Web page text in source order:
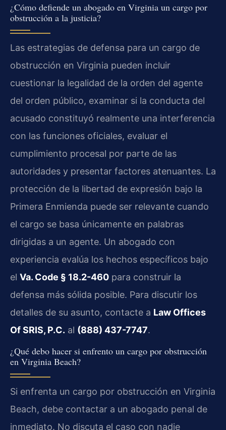
¿Cómo defiende un abogado en Virginia un cargo por
obstrucción a la justicia?
Las estrategias de defensa para un cargo de
obstrucción en Virginia pueden incluir
cuestionar la legalidad de la orden del agente
del orden público, examinar si la conducta del
acusado constituyó realmente una interferencia
con las funciones oficiales, evaluar el
cumplimiento procesal por parte de las
autoridades y presentar factores atenuantes. La
protección de la libertad de expresión bajo la
Primera Enmienda puede ser relevante cuando
el cargo se basa únicamente en palabras
dirigidas a un agente. Un abogado con
experiencia evalúa los hechos específicos bajo
el Va. Code § 18.2-460 para construir la
defensa más sólida posible. Para discutir los
detalles de su asunto, contacte a Law Offices
Of SRIS, P.C. al (888) 437-7747.
¿Qué debo hacer si enfrento un cargo por obstrucción
en Virginia Beach?
Si enfrenta un cargo por obstrucción en Virginia
Beach, debe contactar a un abogado penal de
inmediato. No discuta el caso con nadie